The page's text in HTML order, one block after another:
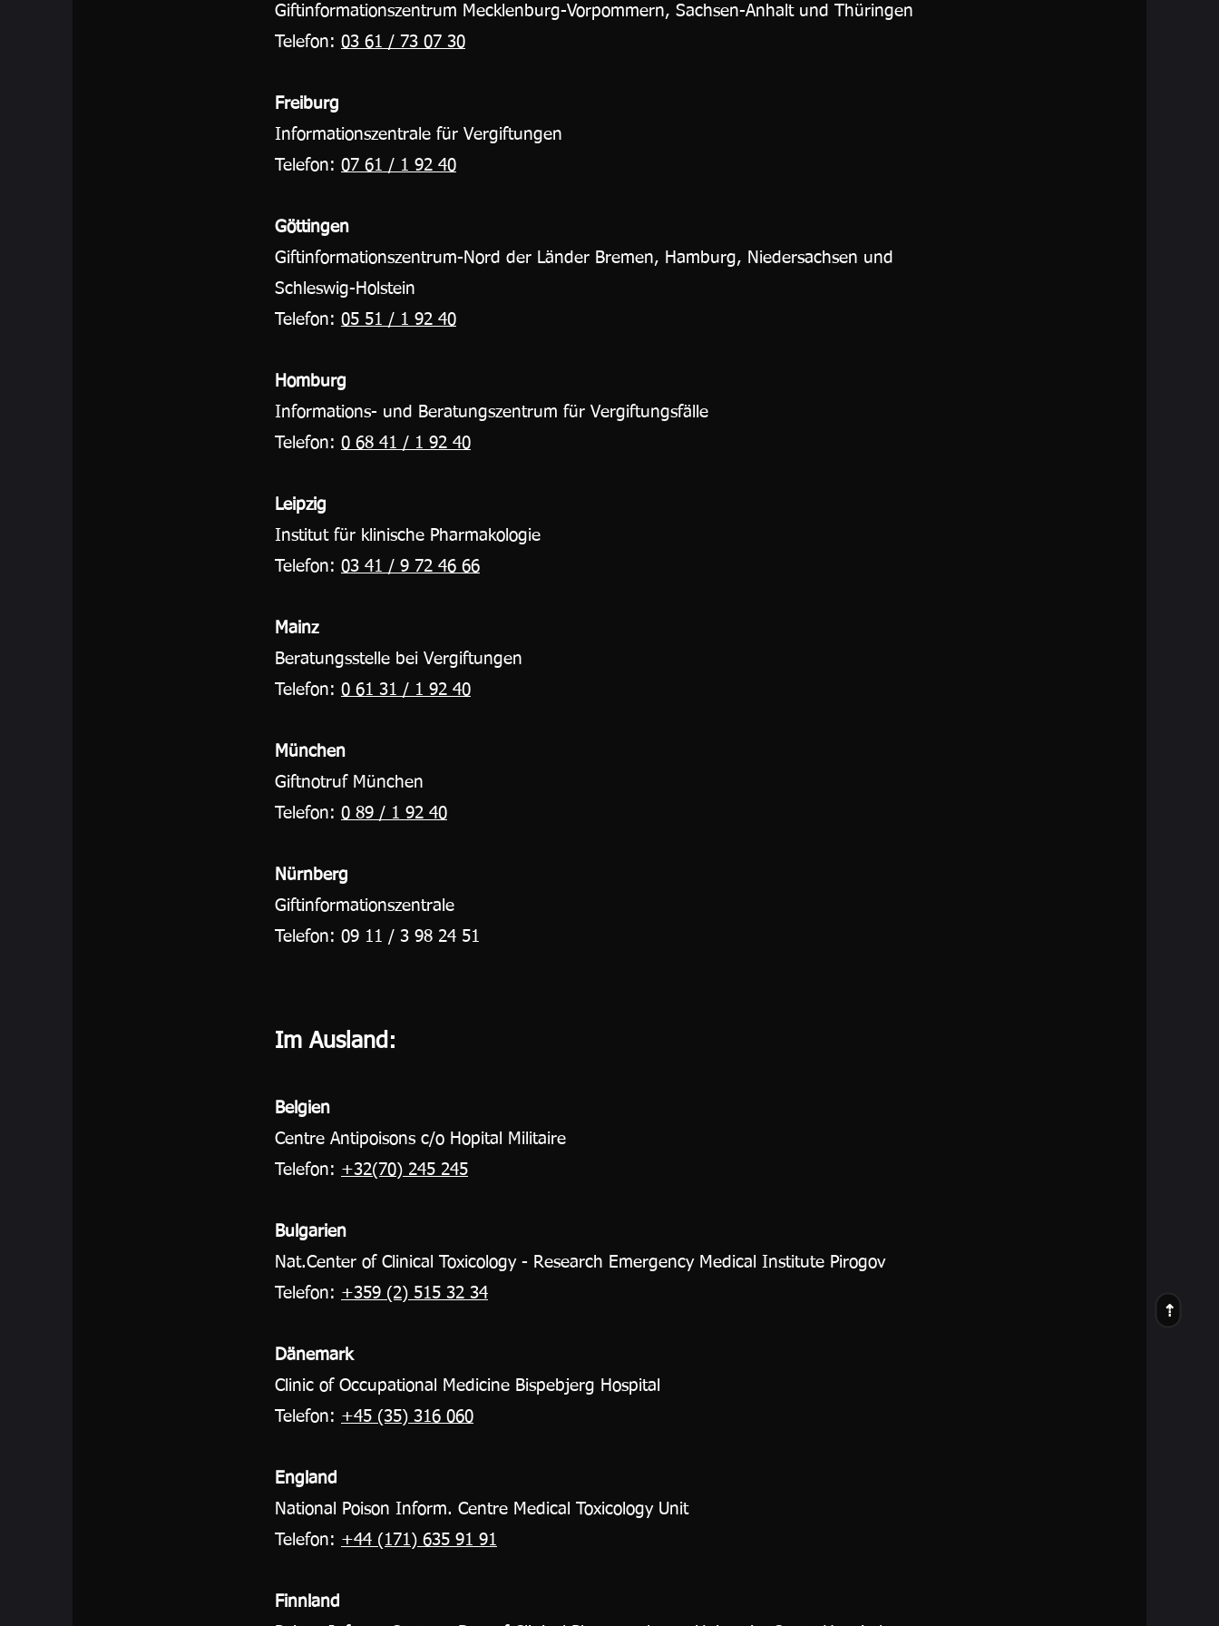
⇢
Giftinformationszentrum Mecklenburg-Vorpommern, Sachsen-Anhalt und Thüringen
Telefon: 03 61 / 73 07 30
Freiburg
Informationszentrale für Vergiftungen
Telefon: 07 61 / 1 92 40
Göttingen
Giftinformationszentrum-Nord der Länder Bremen, Hamburg, Niedersachsen und
Schleswig-Holstein
Telefon: 05 51 / 1 92 40
Homburg
Informations- und Beratungszentrum für Vergiftungsfälle
Telefon: 0 68 41 / 1 92 40
Leipzig
Institut für klinische Pharmakologie
Telefon: 03 41 / 9 72 46 66
Mainz
Beratungsstelle bei Vergiftungen
Telefon: 0 61 31 / 1 92 40
München
Giftnotruf München
Telefon: 0 89 / 1 92 40
Nürnberg
Giftinformationszentrale
Telefon: 09 11 / 3 98 24 51
Im Ausland:
Belgien
Centre Antipoisons c/o Hopital Militaire
Telefon: +32(70) 245 245
Bulgarien
Nat.Center of Clinical Toxicology - Research Emergency Medical Institute Pirogov
Telefon: +359 (2) 515 32 34
Dänemark
Clinic of Occupational Medicine Bispebjerg Hospital
Telefon: +45 (35) 316 060
England
National Poison Inform. Centre Medical Toxicology Unit
Telefon: +44 (171) 635 91 91
Finnland